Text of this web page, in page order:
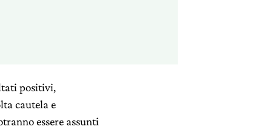
positivi,
cautela e
essere assunti